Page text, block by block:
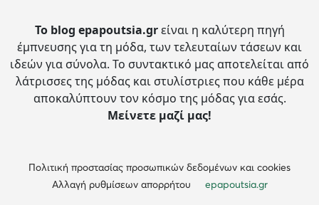
Το blog epapoutsia.grείναι η καλύτερη πηγή
έμπνευσης για τη μόδα, των τελευταίων τάσεων και
ιδεών για σύνολα. Το συντακτικό μας αποτελείται από
λάτρισσες της μόδας και στυλίστριες που κάθε μέρα
αποκαλύπτουν τον κόσμο της μόδας για εσάς.
Μείνετε μαζί μας!
Πολιτική προστασίας προσωπικών δεδομένων και cookies
Αλλαγή ρυθμίσεων απορρήτου
epapoutsia.gr